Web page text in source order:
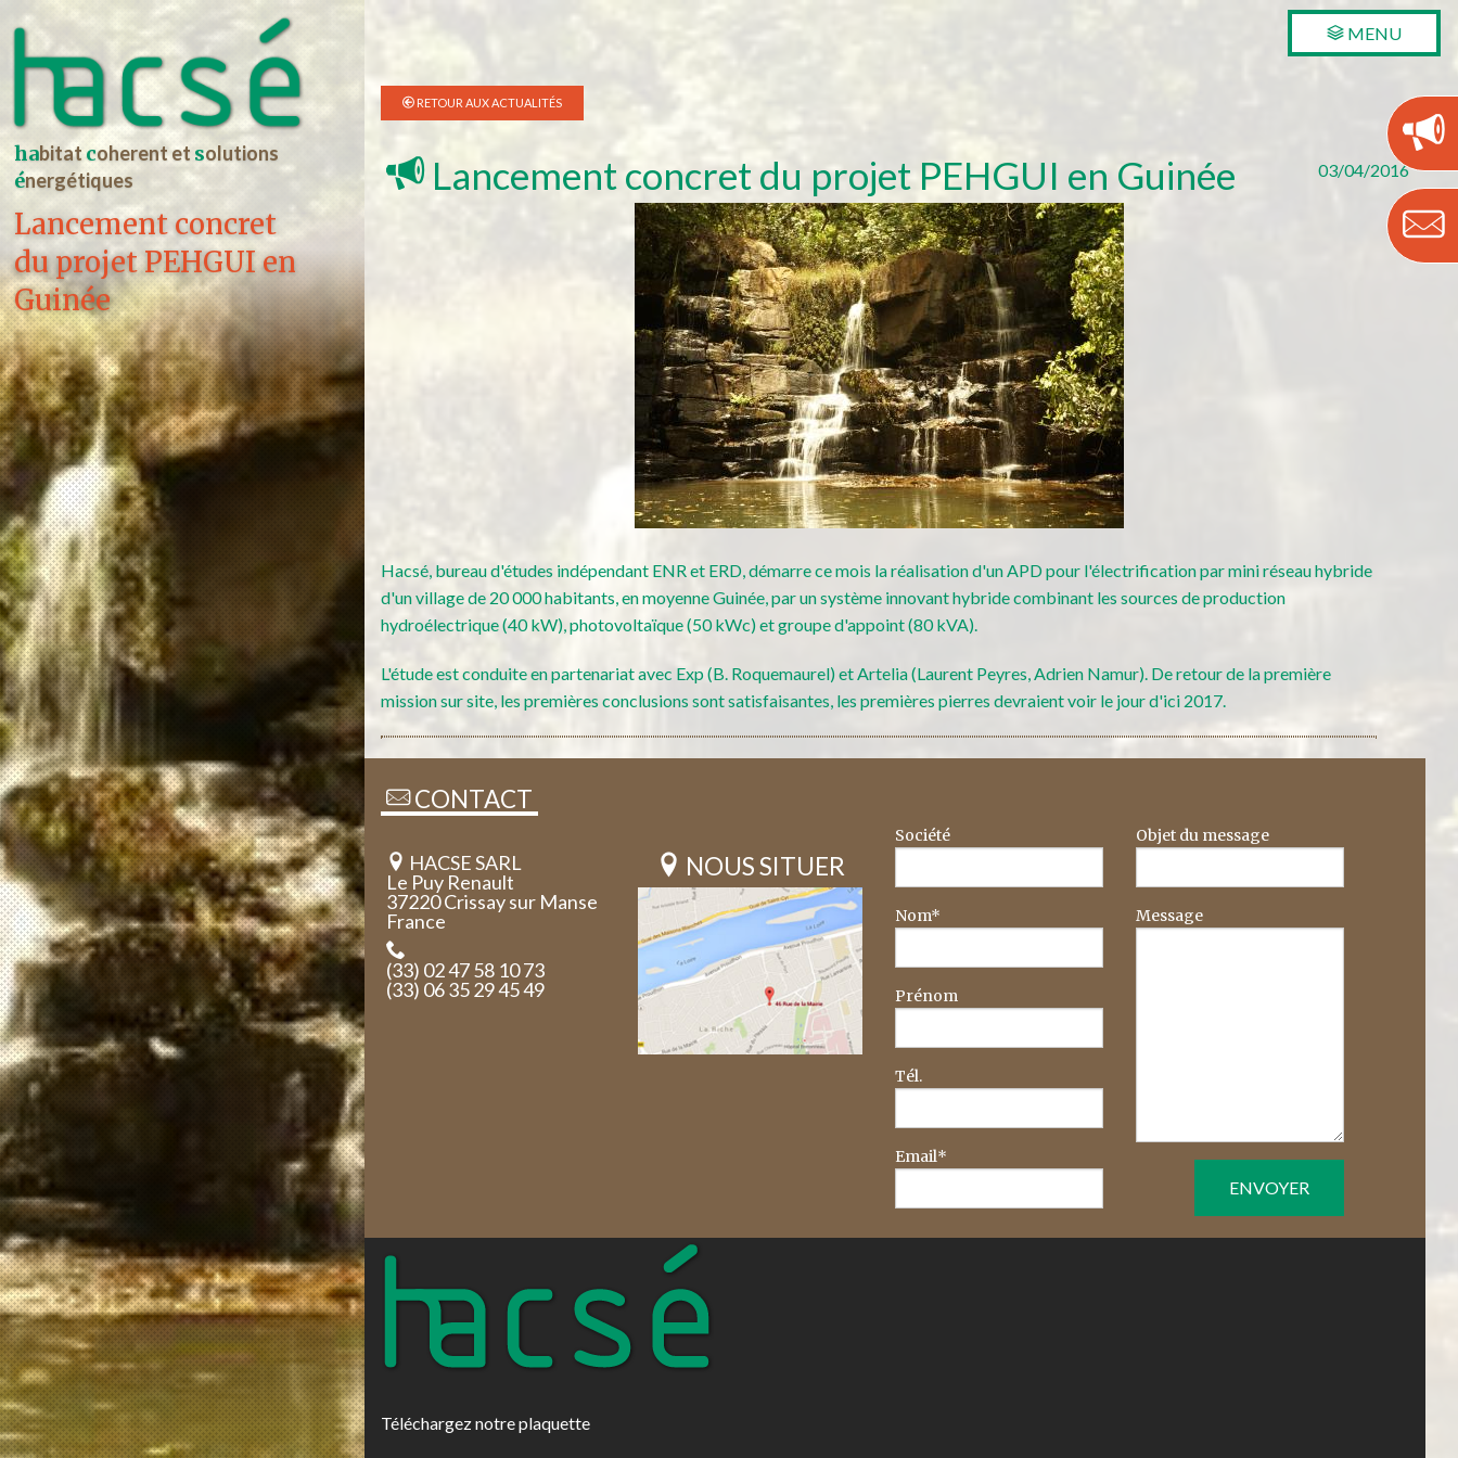
habitat coherent et solutions
énergétiques
Lancement concret
du projet PEHGUI en
Guinée
MENU
RETOUR AUX ACTUALITÉS
03/04/2016
Lancement concret du projet PEHGUI en Guinée
Hacsé, bureau d'études indépendant ENR et ERD, démarre ce mois la réalisation d'un APD pour l'électrification par mini réseau hybride
d'un village de 20 000 habitants, en moyenne Guinée, par un système innovant hybride combinant les sources de production
hydroélectrique (40 kW), photovoltaïque (50 kWc) et groupe d'appoint (80 kVA).
L'étude est conduite en partenariat avec Exp (B. Roquemaurel) et Artelia (Laurent Peyres, Adrien Namur). De retour de la première
mission sur site, les premières conclusions sont satisfaisantes, les premières pierres devraient voir le jour d'ici 2017.
CONTACT
HACSE SARL
Le Puy Renault
37220 Crissay sur Manse
France
(33) 02 47 58 10 73
(33) 06 35 29 45 49
NOUS SITUER
Société
Nom*
Prénom
Tél.
Email*
Objet du message
Message
Téléchargez notre plaquette